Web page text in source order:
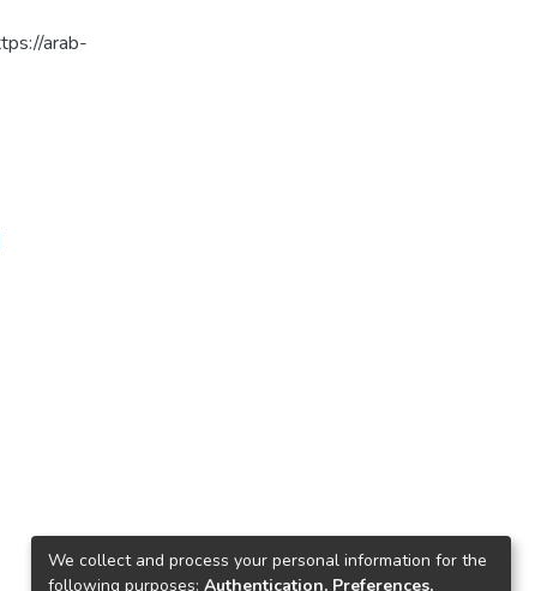
We collect and process your personal information for the
following purposes: Authentication, Preferences,